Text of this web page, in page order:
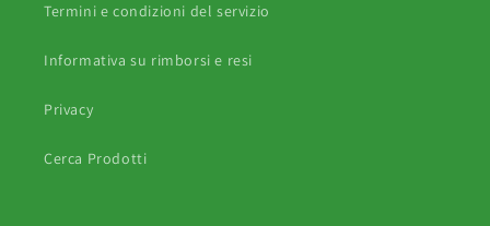
Termini e condizioni del servizio
Informativa su rimborsi e resi
Privacy
Cerca Prodotti